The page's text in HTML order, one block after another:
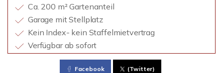
Ca. 200 m² Gartenanteil
Garage mit Stellplatz
Kein Index- kein Staffelmietvertrag
Verfügbar ab sofort
Facebook (Twitter)